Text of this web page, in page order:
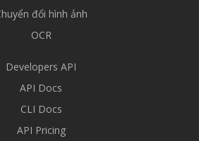
đổi hình ảnh
OCR
Developers API
API Docs
CLI Docs
API Pricing